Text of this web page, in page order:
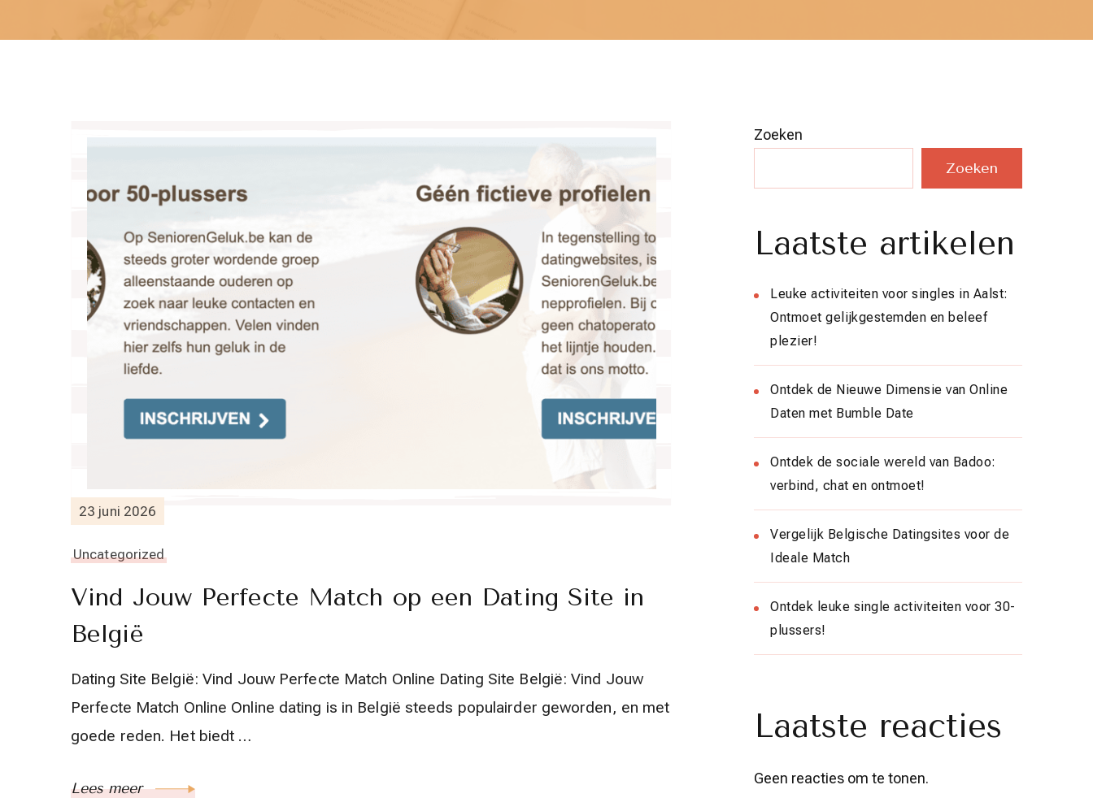
23 juni 2026
Uncategorized
Vind Jouw Perfecte Match op een Dating Site in
België
Dating Site België: Vind Jouw Perfecte Match Online Dating Site België: Vind Jouw
Perfecte Match Online Online dating is in België steeds populairder geworden, en met
goede reden. Het biedt …
Lees meer
Zoeken
Zoeken
Laatste artikelen
Leuke activiteiten voor singles in Aalst:
Ontmoet gelijkgestemden en beleef
plezier!
Ontdek de Nieuwe Dimensie van Online
Daten met Bumble Date
Ontdek de sociale wereld van Badoo:
verbind, chat en ontmoet!
Vergelijk Belgische Datingsites voor de
Ideale Match
Ontdek leuke single activiteiten voor 30-
plussers!
Laatste reacties
Geen reacties om te tonen.